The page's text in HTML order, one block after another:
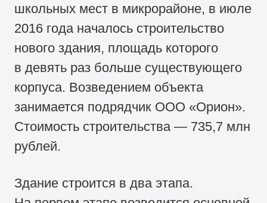
школьных мест в микрорайоне, в июле
2016 года началось строительство
нового здания, площадь которого
в девять раз больше существующего
корпуса. Возведением объекта
занимается подрядчик ООО «Орион».
Стоимость строительства — 735,7 млн
рублей.
Здание строится в два этапа.